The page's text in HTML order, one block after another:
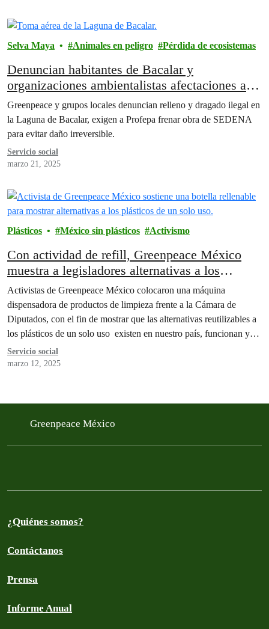
Selva Maya Animales en peligro Pérdida de ecosistemas
Denuncian habitantes de Bacalar y
organizaciones ambientalistas afectaciones a la
laguna de Bacalar por la Sedena
Greenpeace y grupos locales denuncian relleno y dragado ilegal en
la Laguna de Bacalar, exigen a Profepa frenar obra de SEDENA
para evitar daño irreversible.
Servicio social
marzo 21, 2025
Plásticos México sin plásticos Activismo
Con actividad de refill, Greenpeace México
muestra a legisladores alternativas a los
envases plásticos
Activistas de Greenpeace México colocaron una máquina
dispensadora de productos de limpieza frente a la Cámara de
Diputados, con el fin de mostrar que las alternativas reutilizables a
los plásticos de un solo uso existen en nuestro país, funcionan y
tienen un enorme potencial para reducir la generación de residuos,
de ahí la importancia de…
Servicio social
marzo 12, 2025
Greenpeace México
¿Quiénes somos?
Contáctanos
Prensa
Informe Anual